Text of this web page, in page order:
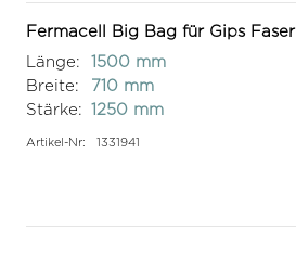
Fermacell Big Bag für Gips Faser
Länge:
1500 mm
Breite:
710 mm
Stärke: 1250 mm
Artikel-Nr: 1331941